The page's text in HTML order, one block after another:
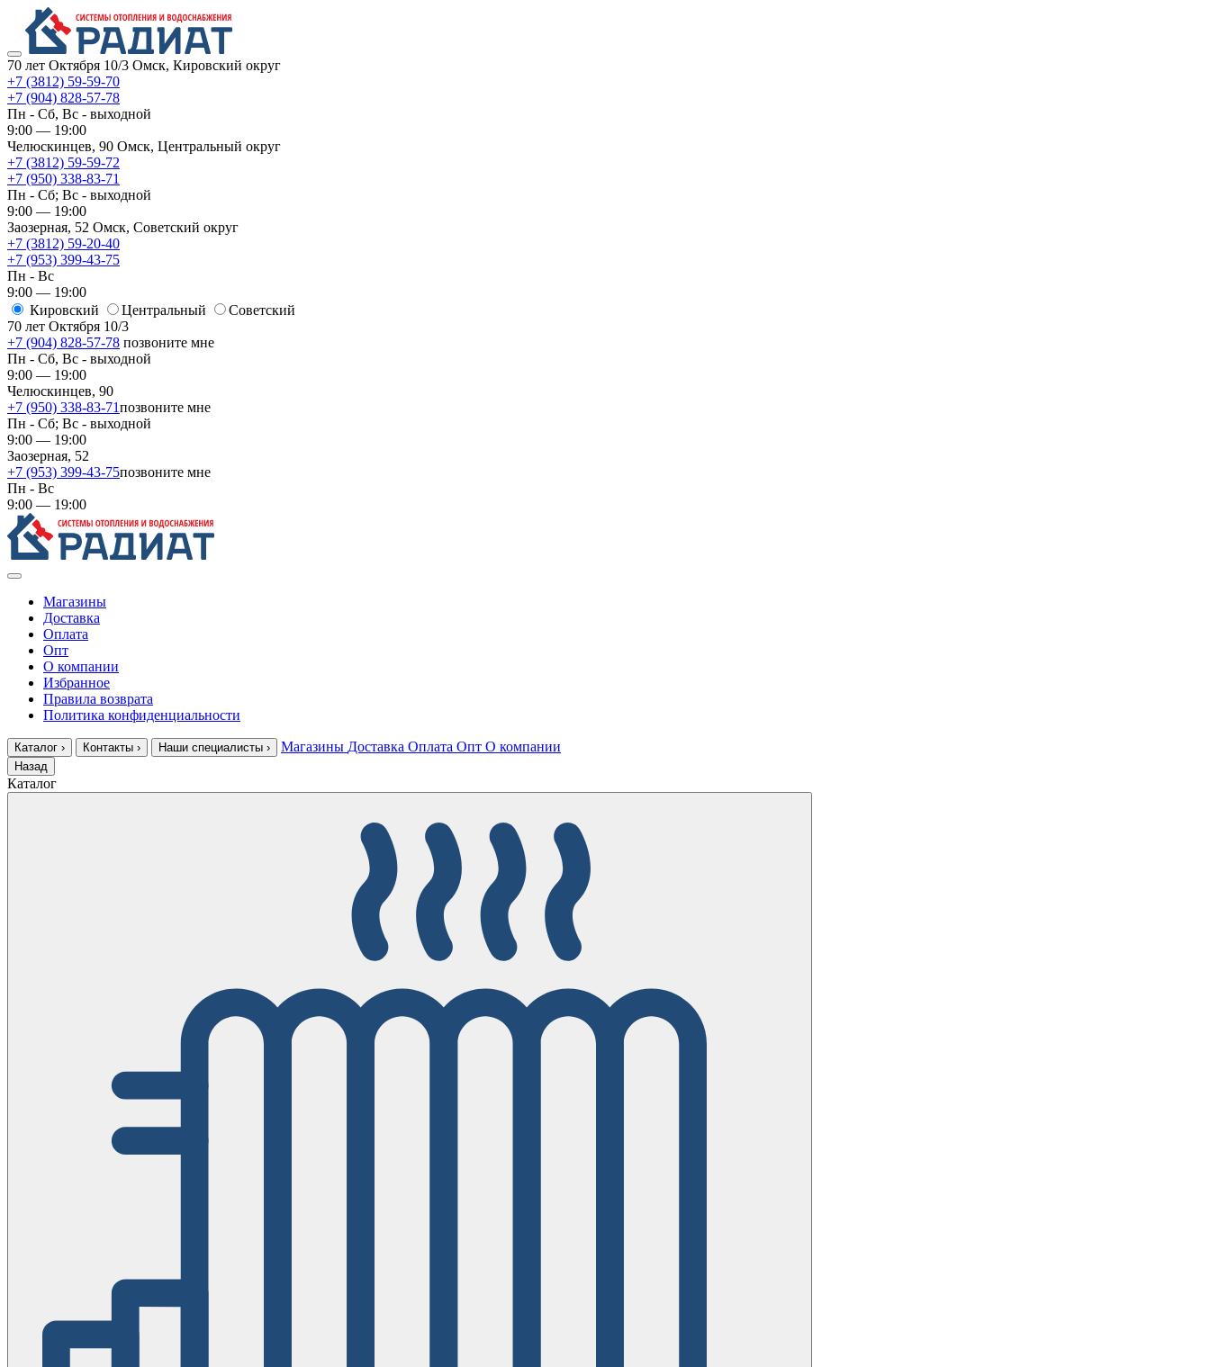
70 лет Октября 10/3 Омск, Кировский округ
+7 (3812) 59-59-70
+7 (904) 828-57-78
Пн - Сб, Вс - выходной
9:00 — 19:00
Челюскинцев, 90 Омск, ​Центральный округ
+7 (3812) 59-59-72
+7 (950) 338-83-71
Пн - Сб; Вс - выходной
9:00 — 19:00
Заозерная, 52 Омск, ​Советский округ
+7 (3812) 59-20-40
+7 (953) 399-43-75
Пн - Вс
9:00 — 19:00
Кировский
​Центральный
​Советский
70 лет Октября 10/3
+7 (904) 828-57-78 позвоните мне
Пн - Сб, Вс - выходной
9:00 — 19:00
Челюскинцев, 90
+7 (950) 338-83-71позвоните мне
Пн - Сб; Вс - выходной
9:00 — 19:00
Заозерная, 52
+7 (953) 399-43-75позвоните мне
Пн - Вс
9:00 — 19:00
Магазины
Доставка
Оплата
Опт
О компании
Избранное
Правила возврата
Политика конфиденциальности
Каталог › Контакты › Наши специалисты › Магазины Доставка Оплата Опт О компании
Назад
Каталог